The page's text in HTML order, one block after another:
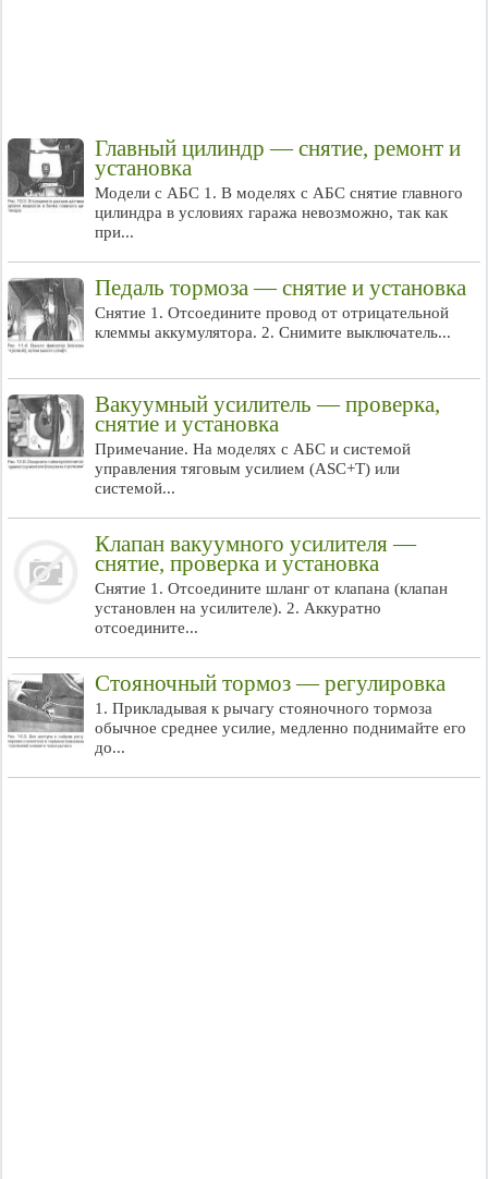
Главный цилиндр — снятие, ремонт и
установка
Модели с АБС 1. В моделях с АБС снятие главного
цилиндра в условиях гаража невозможно, так как
при...
Педаль тормоза — снятие и установка
Снятие 1. Отсоедините провод от отрицательной
клеммы аккумулятора. 2. Снимите выключатель...
Вакуумный усилитель — проверка,
снятие и установка
Примечание. На моделях с АБС и системой
управления тяговым усилием (ASC+T) или
системой...
Клапан вакуумного усилителя —
снятие, проверка и установка
Снятие 1. Отсоедините шланг от клапана (клапан
установлен на усилителе). 2. Аккуратно
отсоедините...
Стояночный тормоз — регулировка
1. Прикладывая к рычагу стояночного тормоза
обычное среднее усилие, медленно поднимайте его
до...